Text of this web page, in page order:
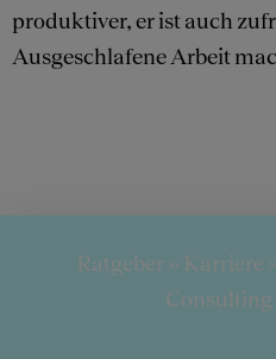
produktiver, er ist auch
Ausgeschlafene Arbeit
Ratgeber » Karriere
Consulting